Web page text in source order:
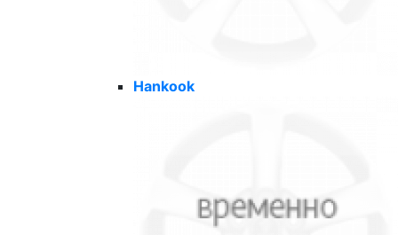
Hankook